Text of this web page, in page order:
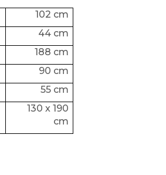
102 cm
44 cm
188 cm
90 cm
55 cm
130 x 190
cm